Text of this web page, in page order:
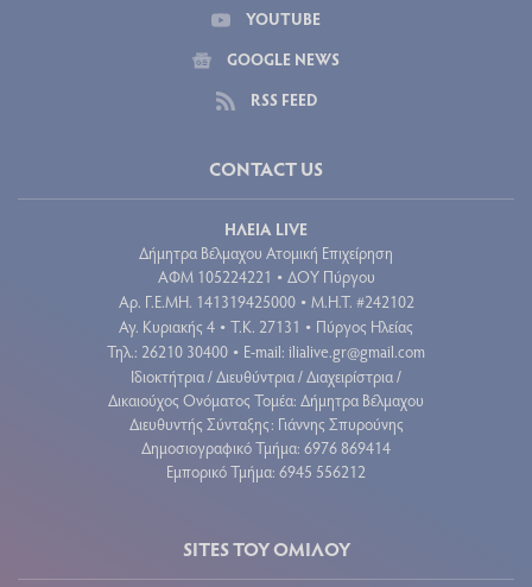
YOUTUBE
GOOGLE NEWS
RSS FEED
CONTACT US
ΗΛΕΙΑ LIVE
Δήμητρα Βέλμαχου Ατομική Επιχείρηση
ΑΦΜ 105224221 • ΔΟΥ Πύργου
Aρ. Γ.Ε.ΜΗ. 141319425000 • Μ.Η.Τ. #242102
Αγ. Κυριακής 4 • Τ.Κ. 27131 • Πύργος Ηλείας
Τηλ.: 26210 30400 • E-mail: ilialive.gr@gmail.com
Ιδιοκτήτρια / Διευθύντρια / Διαχειρίστρια /
Δικαιούχος Ονόματος Τομέα: Δήμητρα Βέλμαχου
Διευθυντής Σύνταξης: Γιάννης Σπυρούνης
Δημοσιογραφικό Τμήμα: 6976 869414
Εμπορικό Τμήμα: 6945 556212
SITES ΤΟΥ ΟΜΙΛΟΥ